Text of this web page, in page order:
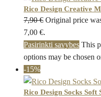
Rico Design Creative
7,90€ Original price
7,00 €.
Pasirinkti savybes This
options may be chosen
-15%
Rico Design Socks Soft